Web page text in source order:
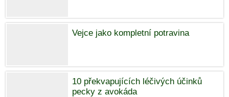
Vejce jako kompletní potravina
10 překvapujících léčivých účinků
pecky z avokáda